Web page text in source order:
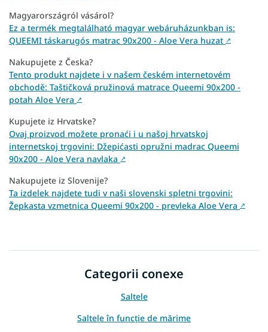
Magyarországról vásárol?
Ez a termék megtalálható magyar webáruházunkban is:
QUEEMI táskarugós matrac 90x200 - Aloe Vera huzat ↗
Nakupujete z Česka?
Tento produkt najdete i v našem českém internetovém
obchodě: Taštičková pružinová matrace Queemi 90x200 -
potah Aloe Vera ↗
Kupujete iz Hrvatske?
Ovaj proizvod možete pronaći i u našoj hrvatskoj
internetskoj trgovini: Džepićasti opružni madrac Queemi
90x200 - Aloe Vera navlaka ↗
Nakupujete iz Slovenije?
Ta izdelek najdete tudi v naši slovenski spletni trgovini:
Žepkasta vzmetnica Queemi 90x200 - prevleka Aloe Vera ↗
Categorii conexe
Saltele
Saltele în funcție de mărime